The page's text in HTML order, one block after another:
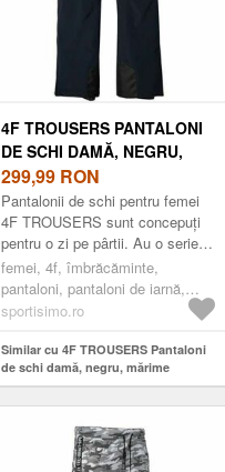
4F TROUSERS PANTALONI
DE SCHI DAMĂ, NEGRU,
MĂRIME
299,99 RON
Pantalonii de schi pentru femei
4F TROUSERS sunt concepuți
pentru o zi pe pârtii. Au o serie
de caracteristici precum
impregnare hidrofugă, orifici...
femei, 4f, îmbrăcăminte,
pantaloni, pantaloni de iarnă,
pantaloni de schi, negru
sportisimo.ro
Similar cu 4F TROUSERS Pantaloni
de schi damă, negru, mărime